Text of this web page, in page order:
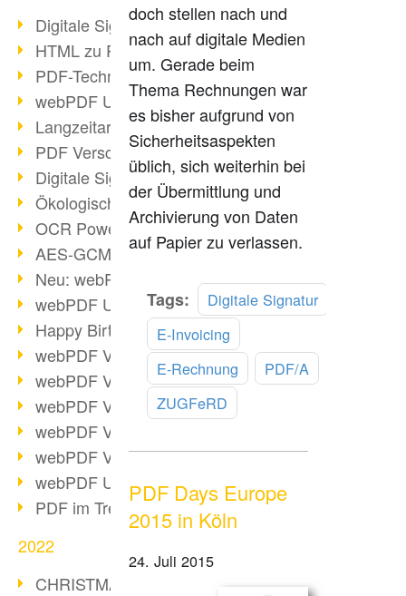
Digitale Signatur in PDF
HTML zu PDF
PDF-Techniken für Barrierefreiheit
webPDF Update 9.0.0.3149
Langzeitarchivierung mit PDF/A
PDF Verschlüsselung
Digitale Signaturen
Ökologischen Abdruck reduzieren
OCR Power für Profis
AES-GCM-Unterstützung (PDF 2.0)
Neu: webPDF Developer Hub
webPDF Update 9.0.0.2898
Happy Birthday, PDF!
webPDF Video-Session 4
webPDF Video-Session 3
webPDF Video-Session 2
webPDF Video-Session 1
webPDF Video-Session Termine
webPDF Update 9.0.0.2843
PDF im Trend
2022
CHRISTMAS 2022 loading
doch stellen nach und
nach auf digitale Medien
um. Gerade beim
Thema Rechnungen war
es bisher aufgrund von
Sicherheitsaspekten
üblich, sich weiterhin bei
der Übermittlung und
Archivierung von Daten
auf Papier zu verlassen.
Tags:
Digitale Signatur
E-Invoicing
E-Rechnung
PDF/A
ZUGFeRD
PDF Days Europe
2015 in Köln
24. Juli 2015